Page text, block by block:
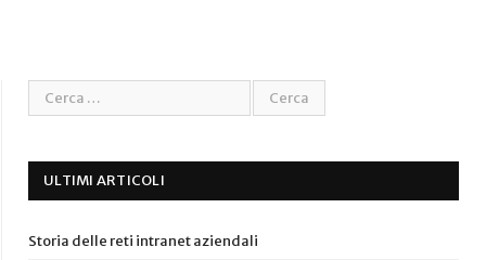
ULTIMI ARTICOLI
Storia delle reti intranet aziendali